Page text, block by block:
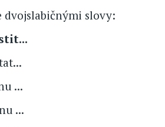
dvojslabičnými slovy:
...
...